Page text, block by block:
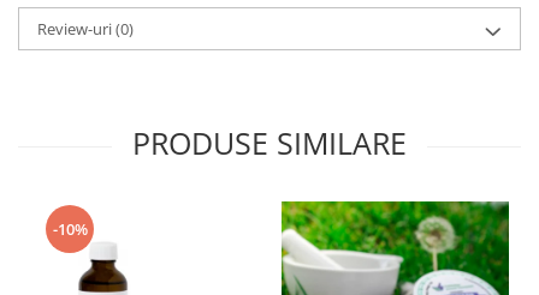
Review-uri(0)
PRODUSE SIMILARE
-10%